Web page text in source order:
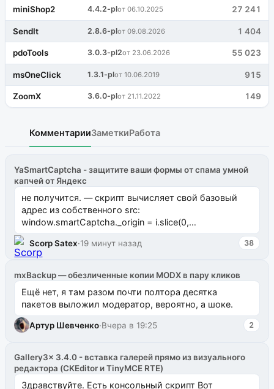
miniShop2 4.4.2-plот 06.10.2025 27 241
SendIt 2.8.6-plот 09.08.2026 1 404
pdoTools 3.0.3-pl2от 23.06.2026 55 023
msOneClick 1.3.1-plот 10.06.2019 915
ZoomX 3.6.0-plот 21.11.2022 149
КомментарииЗаметкиРабота
YaSmartCaptcha - защитите ваши формы от спама умной
капчей от Яндекс
не получится. — скрипт вычисляет свой базовый
адрес из собственного src:
window.smartCaptcha._origin = i.slice(0,
i.lastIndexOf("/")) // строка 7275 и потом доз...
Scorp Satex·19 минут назад 38
mxBackup — обезличенные копии MODX в пару кликов
Ещё нет, я там разом почти полтора десятка
пакетов выложил модератор, вероятно, а шоке.
Артур Шевченко·Вчера в 19:25 2
Gallery3x 3.4.0 - вставка галерей прямо из визуального
редактора (CKEditor и TinyMCE RTE)
Здравствуйте. Есть консольный скрипт Вот